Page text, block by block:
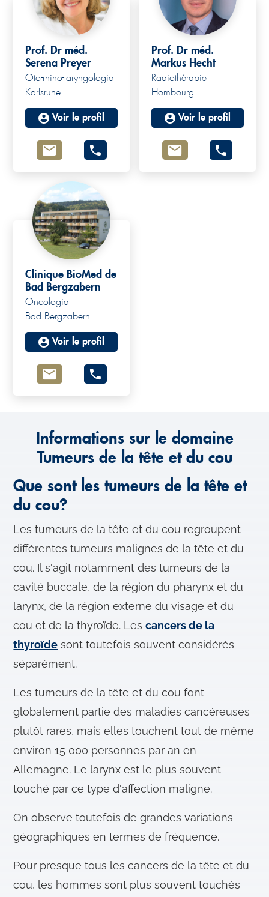
Prof. Dr méd.
Serena Preyer
Oto-rhino-laryngologie
Karlsruhe
Voir le profil
Prof. Dr méd.
Markus Hecht
Radiothérapie
Hombourg
Voir le profil
Clinique BioMed de
Bad Bergzabern
Oncologie
Bad Bergzabern
Voir le profil
Informations sur le domaine
Tumeurs de la tête et du cou
Que sont les tumeurs de la tête et
du cou?
Les tumeurs de la tête et du cou regroupent
différentes tumeurs malignes de la tête et du
cou. Il s'agit notamment des tumeurs de la
cavité buccale, de la région du pharynx et du
larynx, de la région externe du visage et du
cou et de la thyroïde. Lescancers de la
thyroïde sont toutefois souvent considérés
séparément.
Les tumeurs de la tête et du cou font
globalement partie des maladies cancéreuses
plutôt rares, mais elles touchent tout de même
environ 15 000 personnes par an en
Allemagne. Le larynx est le plus souvent
touché par ce type d'affection maligne.
On observe toutefois de grandes variations
géographiques en termes de fréquence.
Pour presque tous les cancers de la tête et du
cou, les hommes sont plus souvent touchés